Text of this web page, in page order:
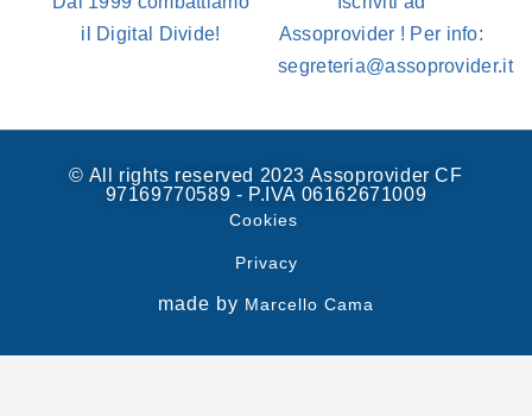
il Digital Divide!
Assoprovider ! Per info:
segreteria@assoprovider.it
© All rights reserved 2023 Assoprovider CF
97169770589 - P.IVA 06162671009
Cookies
Privacy
made by Marcello Cama